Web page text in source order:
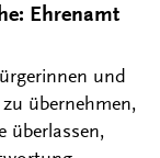
Ehrenamt
und
übernehmen,
überlassen,